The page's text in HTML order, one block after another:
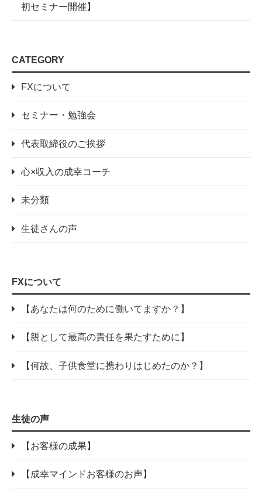
初セミナー開催】
CATEGORY
FXについて
セミナー・勉強会
代表取締役のご挨拶
心×収入の成幸コーチ
未分類
生徒さんの声
FXについて
【あなたは何のために働いてますか？】
【親として最高の責任を果たすために】
【何故、子供食堂に携わりはじめたのか？】
生徒の声
【お客様の成果】
【成幸マインドお客様のお声】